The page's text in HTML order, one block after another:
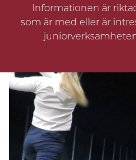
Informationen är
som är med eller är